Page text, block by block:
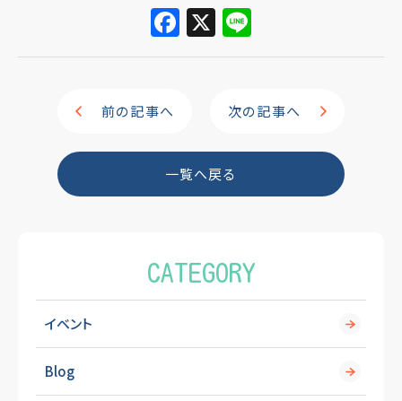
F
a
o
o
X
n
前の記事へ 次の記事へ
一覧へ戻る
CATEGORY
イベント
Blog